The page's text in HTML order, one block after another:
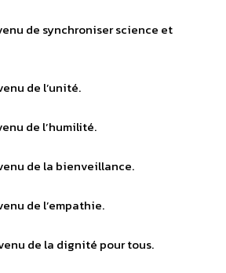
de synchroniser science et
de l’unité.
de l’humilité.
de la bienveillance.
de l’empathie.
de la dignité pour tous.